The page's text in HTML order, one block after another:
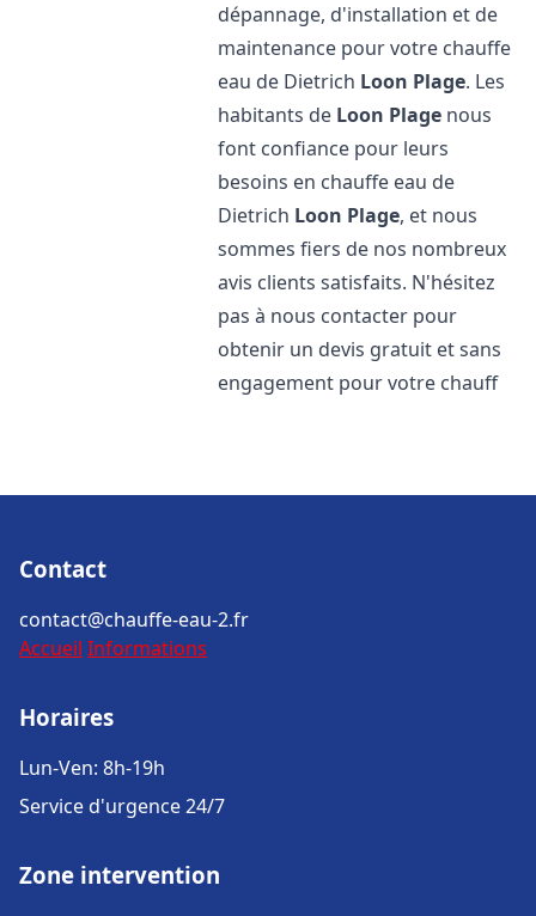
dépannage, d'installation et de
maintenance pour votre chauffe
eau de Dietrich Loon Plage. Les
habitants de Loon Plage nous
font confiance pour leurs
besoins en chauffe eau de
Dietrich Loon Plage, et nous
sommes fiers de nos nombreux
avis clients satisfaits. N'hésitez
pas à nous contacter pour
obtenir un devis gratuit et sans
engagement pour votre chauff
Contact
contact@chauffe-eau-2.fr
Accueil Informations
Horaires
Lun-Ven: 8h-19h
Service d'urgence 24/7
Zone intervention